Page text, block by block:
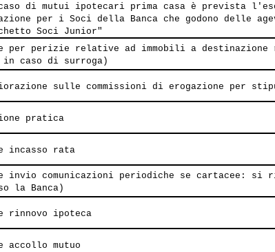
di mutui ipotecari prima casa è prevista
per i Soci della Banca che godono delle
Soci Junior"
per perizie relative ad immobili a
in caso di surroga)
sulle commissioni di erogazione per
pratica
incasso rata
invio comunicazioni periodiche se cartacee:
la Banca)
rinnovo ipoteca
accollo mutuo